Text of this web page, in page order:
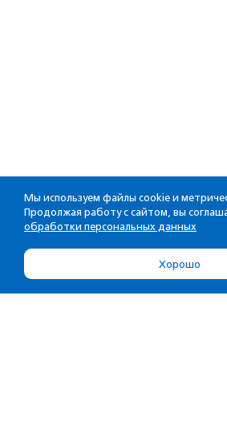
Мы используем файлы cookie и
Продолжая работу с сайтом, вы
обработки персональных данных
Хорошо